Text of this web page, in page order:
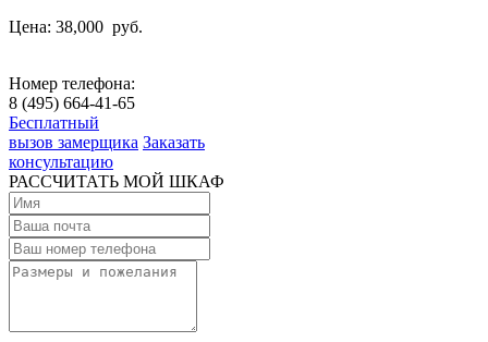
Цена: 38,000 руб.
Номер телефона:
8 (495) 664-41-65
Бесплатный
вызов замерщика Заказать
консультацию
РАССЧИТАТЬ МОЙ ШКАФ